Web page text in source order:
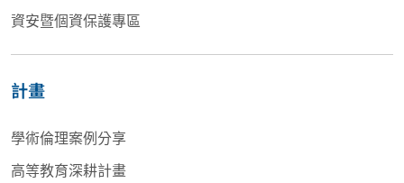
資安暨個資保護專區
計畫
學術倫理案例分享
高等教育深耕計畫